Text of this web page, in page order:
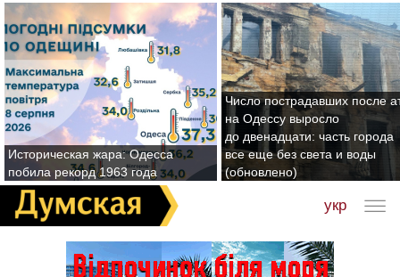
Историческая жара: Одесса
побила рекорд 1963 года
Число пострадавших после
на Одессу выросло
до двенадцати: часть города
все еще без света и воды
(обновлено)
укр